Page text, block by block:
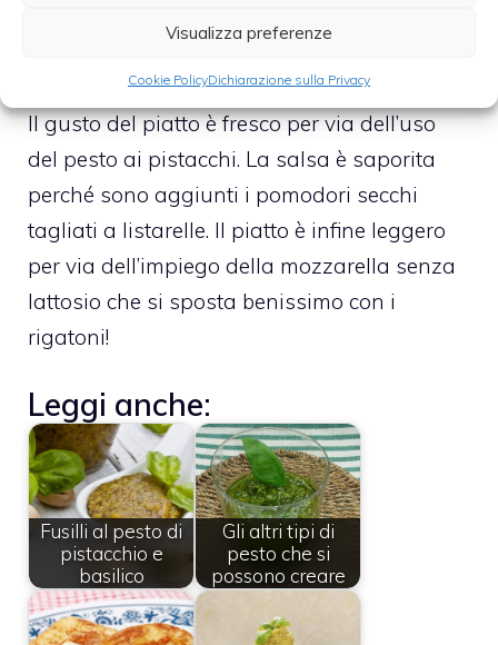
Visualizza preferenze
Cookie PolicyDichiarazione sulla Privacy
mescolate per bene il tutto e servite il vostro
Il gusto del piatto è fresco per via dell’uso
del pesto ai pistacchi. La salsa è saporita
perché sono aggiunti i pomodori secchi
tagliati a listarelle. Il piatto è infine leggero
per via dell’impiego della mozzarella senza
lattosio che si sposta benissimo con i
rigatoni!
Leggi anche:
Fusilli al pesto di
pistacchio e
basilico
Gli altri tipi di
pesto che si
possono creare